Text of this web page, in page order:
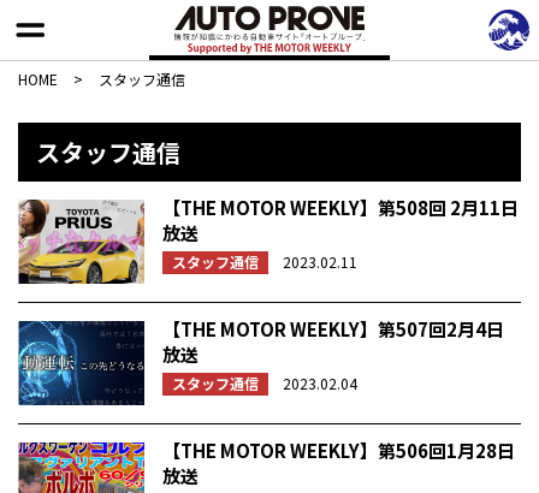
HOME > スタッフ通信
スタッフ通信
【THE MOTOR WEEKLY】第508回 2月11日
放送
スタッフ通信 2023.02.11
【THE MOTOR WEEKLY】第507回2月4日
放送
スタッフ通信 2023.02.04
【THE MOTOR WEEKLY】第506回1月28日
放送